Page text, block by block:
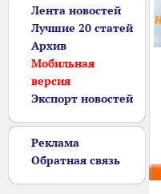
Лента новостей
Лучшие 20 статей
Архив
Мобильная
версия
Экспорт новостей
Реклама
Обратная связь